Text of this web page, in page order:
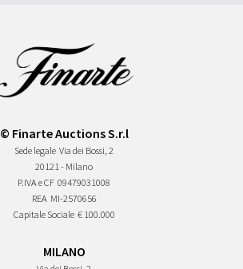
© Finarte Auctions S.r.l
Sede legale Via dei Bossi, 2
20121 - Milano
P.IVA e CF 09479031008
REA MI-2570656
Capitale Sociale € 100.000
MILANO